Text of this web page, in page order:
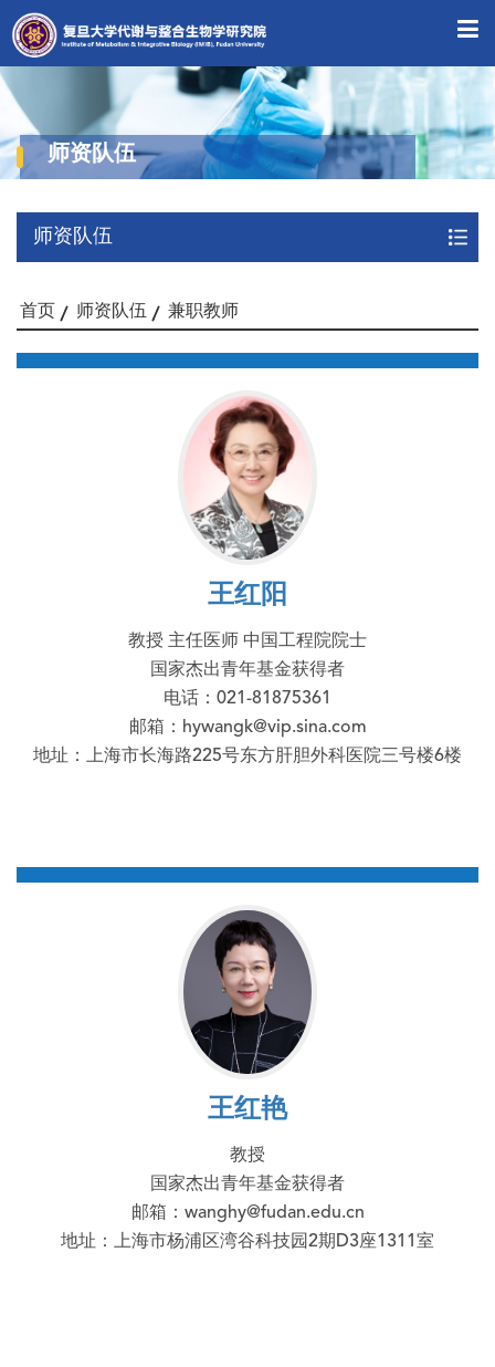
师资队伍
师资队伍
首页 师资队伍 兼职教师
王红阳
教授 主任医师 中国工程院院士
国家杰出青年基金获得者
电话：021-81875361
邮箱：hywangk@vip.sina.com
地址：上海市长海路225号东方肝胆外科医院三号楼6楼
王红艳
教授
国家杰出青年基金获得者
邮箱：wanghy@fudan.edu.cn
地址：上海市杨浦区湾谷科技园2期D3座1311室